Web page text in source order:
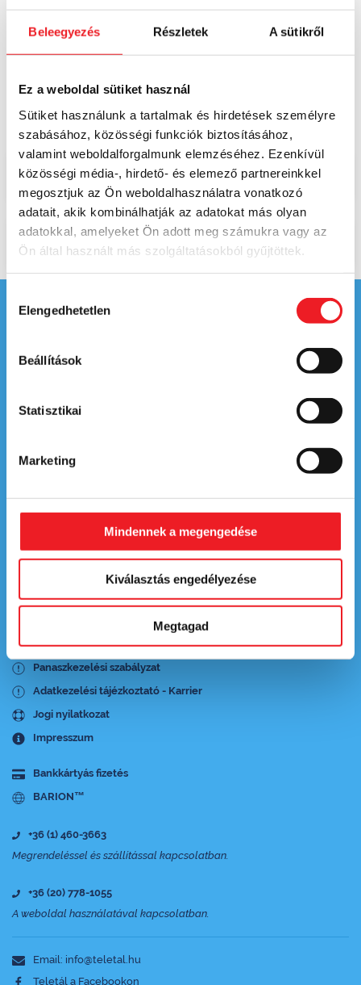
Beleegyezés Részletek A sütikről
Ez a weboldal sütiket használ
Sütiket használunk a tartalmak és hirdetések személyre
szabásához, közösségi funkciók biztosításához,
valamint weboldalforgalmunk elemzéséhez. Ezenkívül
közösségi média-, hirdető- és elemező partnereinkkel
megosztjuk az Ön weboldalhasználatra vonatkozó
adatait, akik kombinálhatják az adatokat más olyan
adatokkal, amelyeket Ön adott meg számukra vagy az
Ön által használt más szolgáltatásokból gyűjtöttek.
kiválasztása
Elengedhetetlen
Beállítások
Statisztikai
Marketing
Mindennek a megengedése
Kiválasztás engedélyezése
Megtagad
Speciálisan kialakított étrend kismamák részére, különös hangsúlyt
is nevezett folsav fontos szerepet játszik a magzat idegrendszerének
és szerveinek fejlődésében, s számos más jótékony hatása is van.
tanácsért forduljon dietetikus munkatársainkhoz a+36 (20) 778-1500
telefonszámon vagy adietetika@teletal.hue-mail címen.
KAPCSOLAT
SZÁLLÍTÁSI TERÜLETEK
Általános Szerződési Feltételek
Adatkezelési tájézkoztató
Panaszkezelési szabályzat
Adatkezelési tájézkoztató - Karrier
Jogi nyilatkozat
Impresszum
Bankkártyás fizetés
BARION™
+36 (1) 460-3663
Megrendeléssel és szállítással kapcsolatban.
+36 (20) 778-1055
A weboldal használatával kapcsolatban.
Email: info@teletal.hu
Teletál a Facebookon